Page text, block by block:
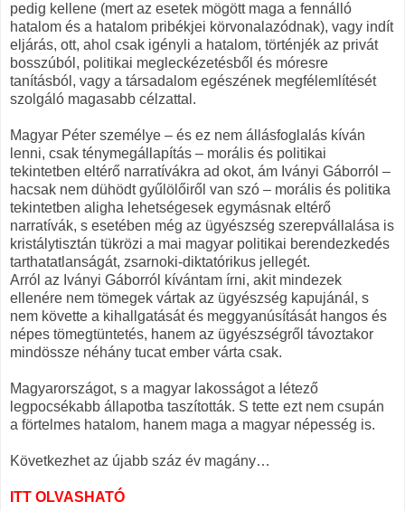
pedig kellene (mert az esetek mögött maga a fennálló
hatalom és a hatalom pribékjei körvonalazódnak), vagy indít
eljárás, ott, ahol csak igényli a hatalom, történjék az privát
bosszúból, politikai megleckézetésből és móresre
tanításból, vagy a társadalom egészének megfélemlítését
szolgáló magasabb célzattal.
Magyar Péter személye – és ez nem állásfoglalás kíván
lenni, csak ténymegállapítás – morális és politikai
tekintetben eltérő narratívákra ad okot, ám Iványi Gáborról –
hacsak nem dühödt gyűlölőiről van szó – morális és politika
tekintetben aligha lehetségesek egymásnak eltérő
narratívák, s esetében még az ügyészség szerepvállalása is
kristálytisztán tükrözi a mai magyar politikai berendezkedés
tarthatatlanságát, zsarnoki-diktatórikus jellegét.
Arról az Iványi Gáborról kívántam írni, akit mindezek
ellenére nem tömegek vártak az ügyészség kapujánál, s
nem követte a kihallgatását és meggyanúsítását hangos és
népes tömegtüntetés, hanem az ügyészségről távoztakor
mindössze néhány tucat ember várta csak.
Magyarországot, s a magyar lakosságot a létező
legpocsékabb állapotba taszították. S tette ezt nem csupán
a förtelmes hatalom, hanem maga a magyar népesség is.
Következhet az újabb száz év magány…
ITT OLVASHATÓ